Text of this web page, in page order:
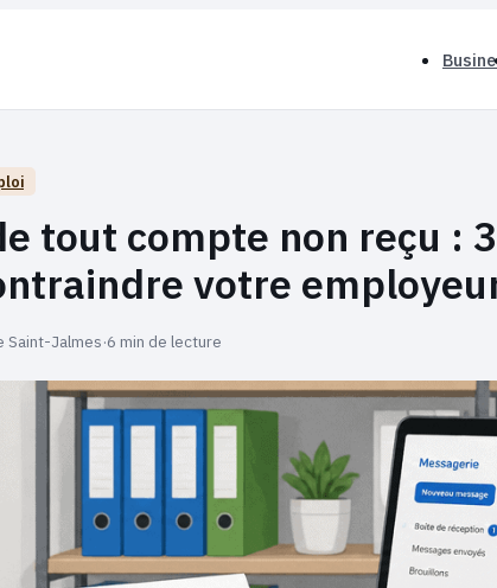
tout compte non reçu :
votre
Saint-Jalmes·6 min de lecture